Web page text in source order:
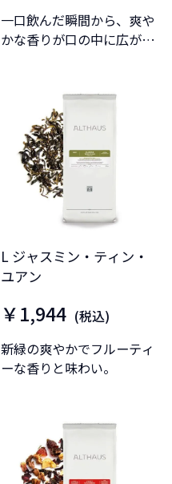
一口飲んだ瞬間から、爽や
かな香りが口の中に広がり
L ジャスミン・ティン・
ユアン
￥1,944 (税込)
新緑の爽やかでフルーティ
ーな香りと味わい。